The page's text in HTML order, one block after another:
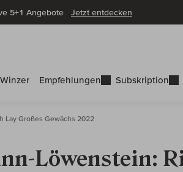
5+1 Angebote Jetzt entdecken
Winzer Empfehlungen Subskription
Lay Großes Gewächs 2022
Löwenstein: